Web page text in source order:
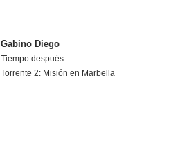
Gabino Diego
Tiempo después
Torrente 2: Misión en Marbella